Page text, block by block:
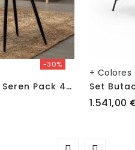
-30%
S
Illa De Comedor Seren Pack 4 Uds.
+ Colores
Set
Precio
1.541,00